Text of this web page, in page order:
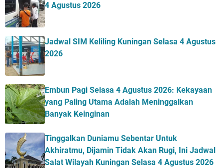
4 Agustus 2026
Jadwal SIM Keliling Kuningan Selasa 4 Agustus
2026
Embun Pagi Selasa 4 Agustus 2026: Kekayaan
yang Paling Utama Adalah Meninggalkan
Banyak Keinginan
Tinggalkan Duniamu Sebentar Untuk
Akhiratmu, Dijamin Tidak Akan Rugi, Ini Jadwal
Salat Wilayah Kuningan Selasa 4 Agustus 2026